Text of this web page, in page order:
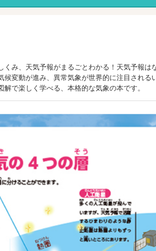
くみ、天気予報がまるごとわかる！天気予報
候変動が進み、異常気象が世界的に注目され
で楽しく学べる、本格的な気象の本です。